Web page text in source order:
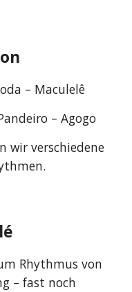
– Maculelê
– Agogo
wir verschiedene
Rhythmus von
– fast noch